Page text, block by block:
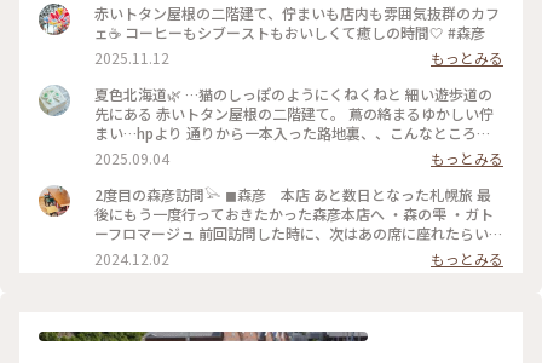
赤いトタン屋根の二階建て、佇まいも店内も雰囲気抜群のカフ
ェ☕️ コーヒーもシブーストもおいしくて癒しの時間🤍 #森彦
2025.11.12
もっとみる
夏色北海道🌿 …猫のしっぽのようにくねくねと 細い遊歩道の
先にある 赤いトタン屋根の二階建て。 蔦の絡まるゆかしい佇
まい…hpより 通りから一本入った路地裏、、こんなところ
に？ 蔦と白い暖簾と 赤い屋根と。 〈木造民家コーヒーの店〉
「森彦」さんは ひっそりと。 1996年に建てられた 小さな小さ
な木造民家から MORIHIKO.のストーリーが始まった、という
本店。 さすがの人気店、お待ちの方たちが 途切れない。 そろ
そろ西に傾く日差しの 一階のテーブル席で ガトーフロマージ
ュ、アイスグリーンティー シブースト、森の雫（オリジナル
ブレンド）を。。 改装に 足掛け3年の時間を要したという 余
造民家コーヒーの店#レトロ喫茶#札幌カフェ#ゆるりカフェ時
2025.09.04
もっとみる
2度目の森彦訪問𓅪 ◼︎森彦 本店 あと数日となった札幌旅 最
後にもう一度行っておきたかった森彦本店へ ・森の雫 ・ガト
ーフロマージュ 前回訪問した時に、次はあの席に座れたらい
いなと思っていた窓際の席に座ることができました♡ まだ2回
目なのに私にとって最高に特別なお店 時計の秒針の音も 店員
だろうな (coffee & something) ガトーフロマージュもほんの
2024.12.02 もっとみる